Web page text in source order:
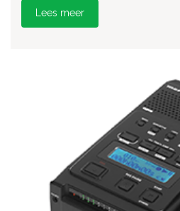
Lees meer